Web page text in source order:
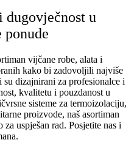
dugovječnost u
ponude
vijčane robe, alata i
kako bi zadovoljili najviše
dizajnirani za profesionalce i
kvalitetu i pouzdanost u
sisteme za termoizolaciju,
proizvode, naš asortiman
uspješan rad. Posjetite nas i